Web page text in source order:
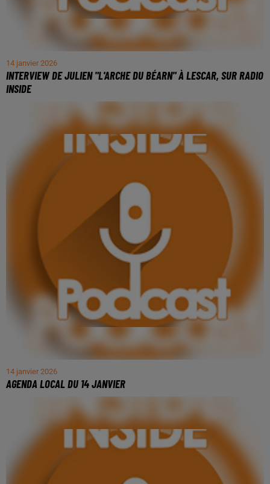
14 janvier 2026
INTERVIEW DE JULIEN "L'ARCHE DU BÉARN" À LESCAR, SUR RADIO
INSIDE
14 janvier 2026
AGENDA LOCAL DU 14 JANVIER